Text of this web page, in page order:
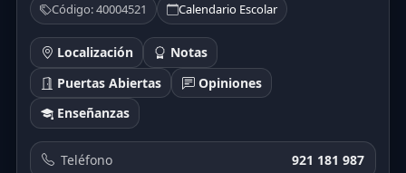
Código: 40004521 Calendario Escolar
Localización
Notas
Puertas Abiertas
Opiniones
Enseñanzas
Teléfono 921 181 987